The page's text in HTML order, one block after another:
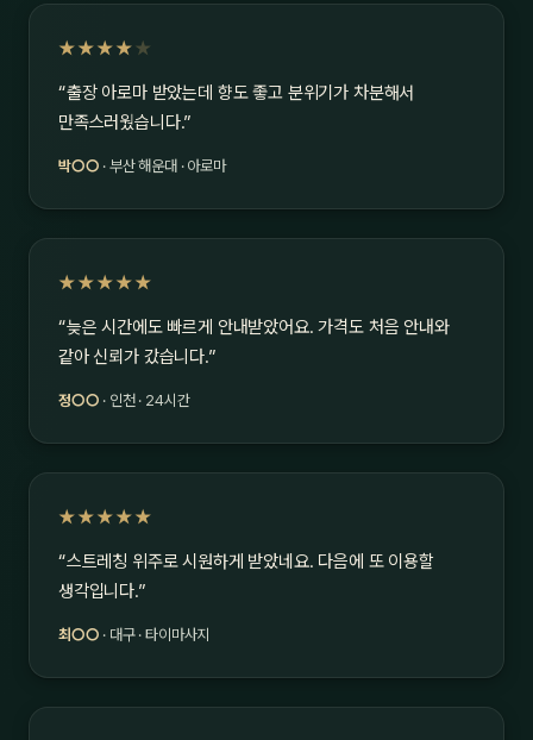
★★★★ ★
“출장 아로마 받았는데 향도 좋고 분위기가 차분해서
만족스러웠습니다.”
박○○ · 부산 해운대 · 아로마
★★★★★
“늦은 시간에도 빠르게 안내받았어요. 가격도 처음 안내와
같아 신뢰가 갔습니다.”
정○○ · 인천 · 24시간
★★★★★
“스트레칭 위주로 시원하게 받았네요. 다음에 또 이용할
생각입니다.”
최○○ · 대구 · 타이마사지